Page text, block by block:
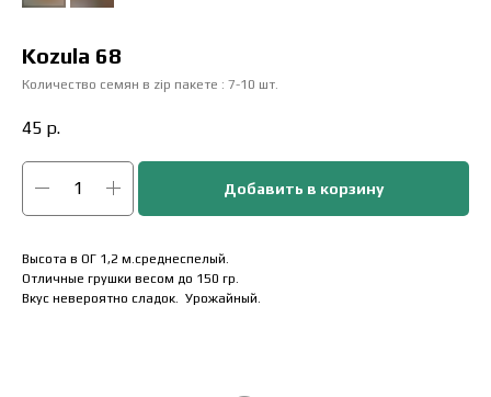
Kozula 68
Количество семян в zip пакете : 7-10 шт.
45 р.
Добавить в корзину
Высота в ОГ 1,2 м.среднеспелый.
Отличные грушки весом до 150 гр.
Вкус невероятно сладок. Урожайный.